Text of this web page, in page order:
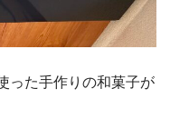
った手作りの和菓子が